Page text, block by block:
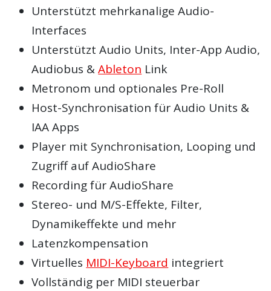
Unterstützt mehrkanalige Audio-
Interfaces
Unterstützt Audio Units, Inter-App Audio,
Audiobus &Ableton Link
Metronom und optionales Pre-Roll
Host-Synchronisation für Audio Units &
IAA Apps
Player mit Synchronisation, Looping und
Zugriff auf AudioShare
Recording für AudioShare
Stereo- und M/S-Effekte, Filter,
Dynamikeffekte und mehr
Latenzkompensation
Virtuelles MIDI-Keyboard integriert
Vollständig per MIDI steuerbar